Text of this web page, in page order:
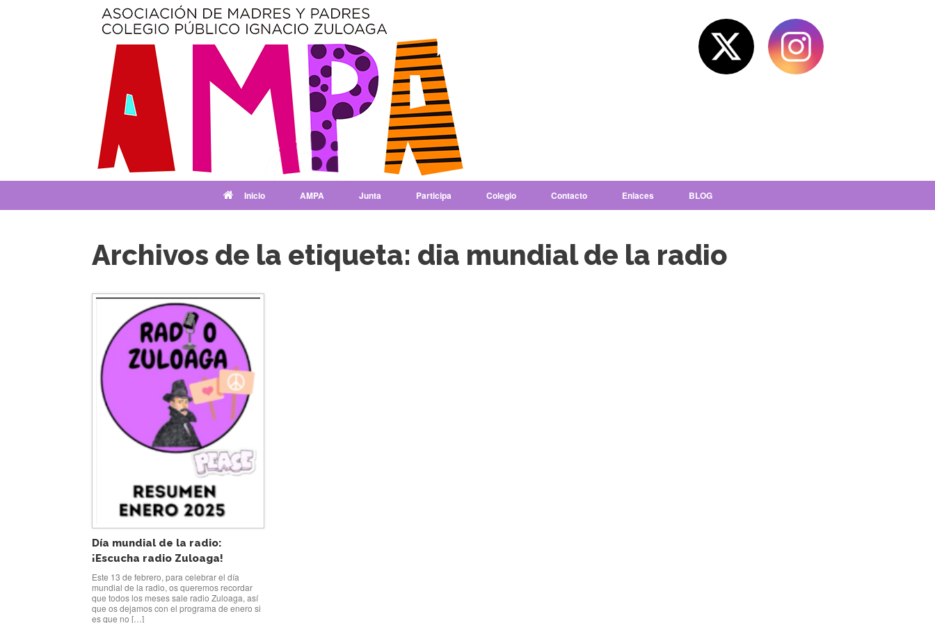
Inicio AMPA Junta Participa Colegio Contacto Enlaces BLOG
Archivos de la etiqueta: dia mundial de la radio
Día mundial de la radio:
¡Escucha radio Zuloaga!
Este 13 de febrero, para celebrar el día
mundial de la radio, os queremos recordar
que todos los meses sale radio Zuloaga, así
que os dejamos con el programa de enero si
es que no […]